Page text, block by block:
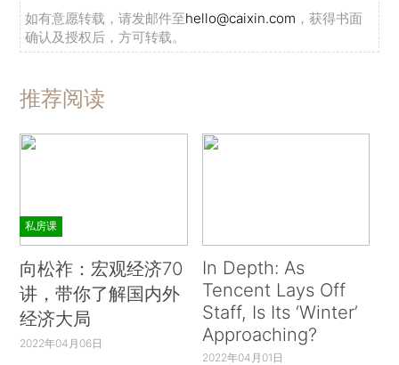
如有意愿转载，请发邮件至hello@caixin.com ，获得书面
确认及授权后，方可转载。
推荐阅读
私房课
向松祚：宏观经济70
讲，带你了解国内外
经济大局
2022年04月06日
In Depth: As
Tencent Lays Off
Staff, Is Its ‘Winter’
Approaching?
2022年04月01日